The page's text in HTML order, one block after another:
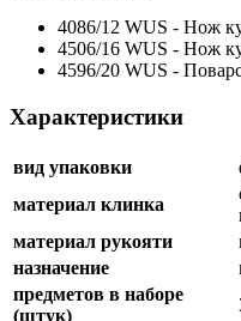
4086/12 WUS - Нож
4506/16 WUS - Нож
4596/20 WUS -
Характеристики
вид упаковки
материал клинка
материал рукояти
назначение
предметов в наборе
(штук)